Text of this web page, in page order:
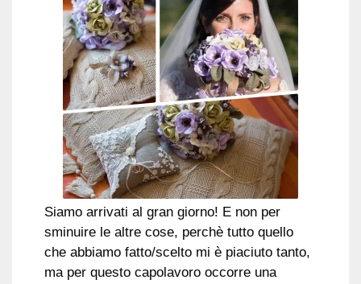
Siamo arrivati al gran giorno! E non per
sminuire le altre cose, perchè tutto quello
che abbiamo fatto/scelto mi è piaciuto tanto,
ma per questo capolavoro occorre una